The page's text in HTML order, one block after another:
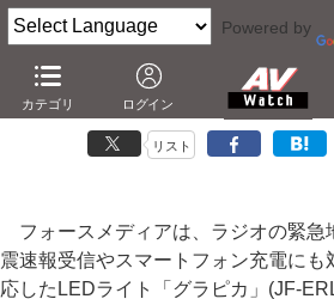
Powered by
カテゴリ ログイン
フォースメディア、ラジオ緊急地震速報/ス
「グラピカ」
リスト
フォースメディアは、ラジオの緊急
震速報受信やスマートフォン充電にも
応したLEDライト「グラピカ」(JF-